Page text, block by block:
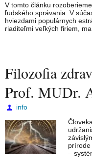
V tomto článku
ľud­ského správania. V
hviezdami popu­lárnych
riaditeľmi veľkých firiem,
Filozofia
Prof. MUDr.
info
prírode
–